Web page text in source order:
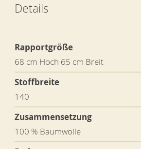
Details
Rapportgröße
68 cm Hoch 65 cm Breit
Stoffbreite
140
Zusammensetzung
100 % Baumwolle